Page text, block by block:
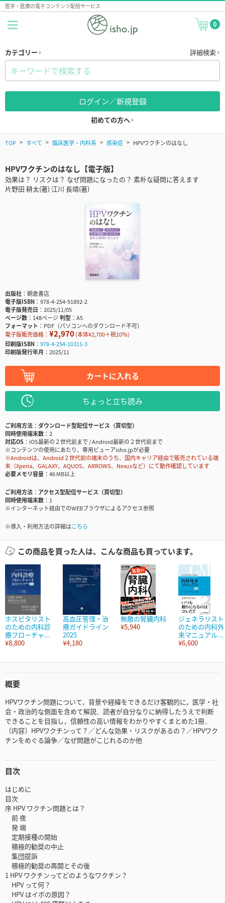
医学・医療の電子コンテンツ配信サービス
0
カテゴリー 詳細検索
ログイン／新規登録
初めての方へ
TOP すべて 臨床医学・内科系 感染症 HPVワクチンのはなし
HPVワクチンのはなし【電子版】
効果は？ リスクは？ なぜ問題になったの？ 素朴な疑問に答えます
片野田 耕太(著) 江川 長靖(著)
出版社
朝倉書店
電子版ISBN
978-4-254-91892-2
電子版発売日
2025/11/05
ページ数
148ページ判型
A5
フォーマット
PDF（パソコンへのダウンロード不可）
電子版販売価格： ¥2,970(本体¥2,700＋税10％)
印刷版ISBN
978-4-254-10311-3
印刷版発行年月
2025/11
カートに入れる
ちょっと立ち読み
ご利用方法
ダウンロード型配信サービス（買切型）
同時使用端末数
2
対応OS
iOS最新の２世代前まで / Android最新の２世代前まで
※コンテンツの使用にあたり、専用ビューアisho.jpが必要
※Androidは、Android２世代前の端末のうち、国内キャリア経由で販売されている端
末（Xperia、GALAXY、AQUOS、ARROWS、Nexusなど）にて動作確認しています
必要メモリ容量
46 MB以上
ご利用方法
アクセス型配信サービス（買切型）
同時使用端末数
1
※インターネット経由でのWEBブラウザによるアクセス参照
※導入・利用方法の詳細はこちら
この商品を買った人は、こんな商品も買っています。
ホスピタリスト
のための内科診
療フローチャ...
¥8,800
高血圧管理・治
療ガイドライン
2025
¥4,180
無敵の腎臓内科
¥5,940
ジェネラリスト
のための内科外
来マニュアル...
¥6,600
概要
HPVワクチン問題について，背景や経緯をできるだけ客観的に，医学・社
会・政治的な側面を含めて解説．読者が自分なりに納得したうえで判断
できることを目指し，信頼性の高い情報をわかりやすくまとめた1冊．
〔内容〕HPVワクチンって？／どんな効果・リスクがあるの？／HPVワク
チンをめぐる論争／なぜ問題がこじれるのか他
目次
はじめに
目次
序 HPV ワクチン問題とは？
前 夜
発 端
定期接種の開始
積極的勧奨の中止
集団提訴
積極的勧奨の再開とその後
1 HPV ワクチンってどのようなワクチン？
HPV って何？
HPV はイボの原因？